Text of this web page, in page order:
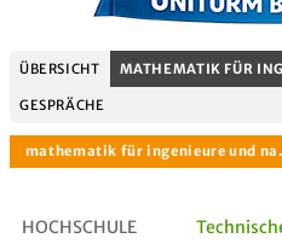
ÜBERSICHT MATHEMATIK FÜR
GESPRÄCHE
HOCHSCHULE